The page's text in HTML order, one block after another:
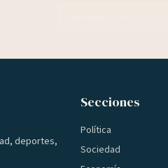
deportes,
Secciones
Política
Sociedad